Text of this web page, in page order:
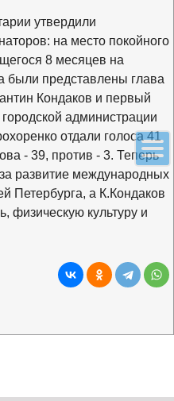
утвердили
на место покойного
8 месяцев на
были представлены глава
Кондаков и первый
администрации
отдали голоса 41
- 39, против - 3. Теперь
развитие международных
Петербурга, а К.Кондаков
физическую культуру и